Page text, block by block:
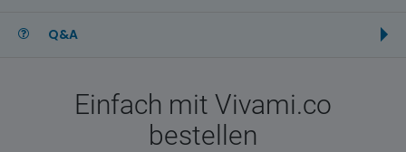
Q&A
Einfach mit Vivami.co
bestellen